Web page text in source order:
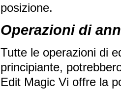
posizione.
Operazioni di
Tutte le operazioni di
principiante,
Edit Magic Vi offre la